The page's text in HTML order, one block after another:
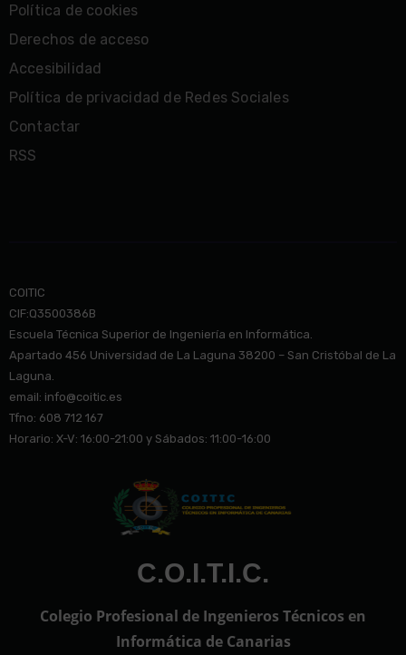
Política de cookies
Derechos de acceso
Accesibilidad
Política de privacidad de Redes Sociales
Contactar
RSS
COITIC
CIF:Q3500386B
Escuela Técnica Superior de Ingeniería en Informática.
Apartado 456 Universidad de La Laguna 38200 – San Cristóbal de La
Laguna.
email: info@coitic.es
Tfno: 608 712 167
Horario: X-V: 16:00-21:00 y Sábados: 11:00-16:00
C.O.I.T.I.C.
Colegio Profesional de Ingenieros Técnicos en
Informática de Canarias